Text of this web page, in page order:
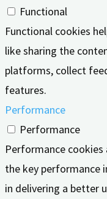
Functional
Functional cookies
like sharing the
platforms, collect
features.
Performance
Performance
Performance
the key performance
in delivering a better